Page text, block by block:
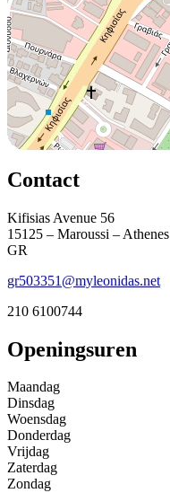
Contact
Kifisias Avenue 56
15125 – Maroussi – Athenes
GR
gr503351@myleonidas.net
210 6100744
Openingsuren
Maandag
Dinsdag
Woensdag
Donderdag
Vrijdag
Zaterdag
Zondag